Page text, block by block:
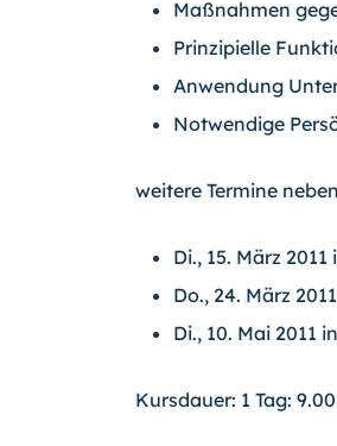
Maßnahmen
Prinzipielle
Anwendung
Notwendige
weitere Termine
Di., 15. März 2011
Do., 24. März
Di., 10. Mai 2011
Kursdauer: 1 Tag: